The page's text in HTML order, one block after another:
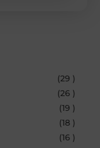
(29 )
(26 )
(19 )
(18 )
(16 )